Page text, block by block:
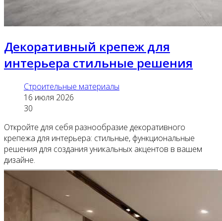
Декоративный крепеж для
интерьера стильные решения
Строительные материалы
16 июля 2026
30
Откройте для себя разнообразие декоративного
крепежа для интерьера: стильные, функциональные
решения для создания уникальных акцентов в вашем
дизайне.